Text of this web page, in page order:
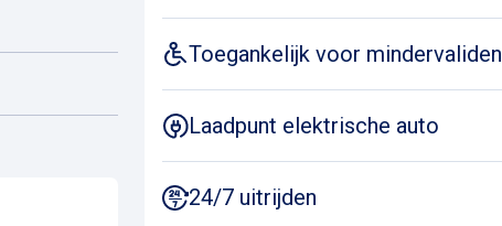
Toegankelijk voor mindervaliden
Laadpunt elektrische auto
24/7 uitrijden